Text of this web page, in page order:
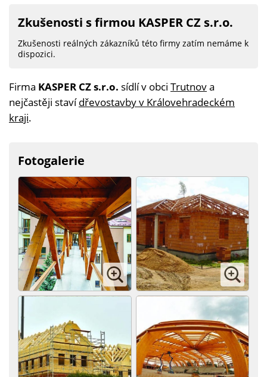
Zkušenosti s firmou KASPER CZ s.r.o.
Zkušenosti reálných zákazníků této firmy zatím nemáme k
dispozici.
Firma KASPER CZ s.r.o. sídlí v obci Trutnova
nejčastěji stavídřevostavby v Královehradeckém
kraji.
Fotogalerie